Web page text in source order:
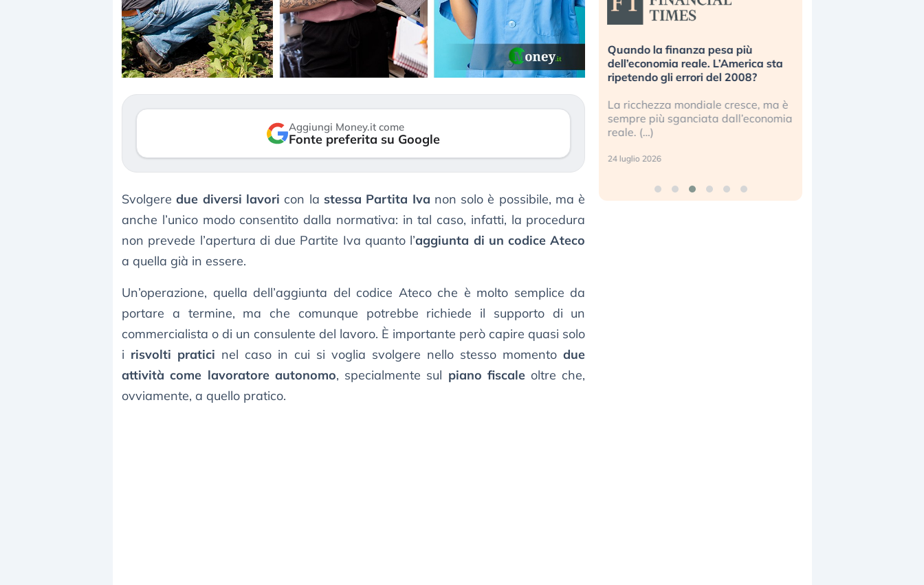
Aggiungi Money.it come
Fonte preferita su Google
Svolgeredue diversi lavori con la stessa Partita Iva non solo è possibile, ma è
anche l’unico modo consentito dalla normativa: in tal caso, infatti, la procedura
non prevede l’apertura di due Partite Iva quanto l’aggiunta di un codice Ateco
a quella già in essere.
Un’operazione, quella dell’aggiunta del codice Ateco che è molto semplice da
portare a termine, ma che comunque potrebbe richiede il supporto di un
commercialista o di un consulente del lavoro. È importante però capire quasi solo
i risvolti pratici nel caso in cui si voglia svolgere nello stesso momentodue
attività come lavoratore autonomo, specialmente sul piano fiscaleoltre che,
ovviamente, a quello pratico.
Dalle valutazioni estreme alla
correzione. Cosa sta guidando il
repricing degli asset?
3 agosto 2026
«La mia vita è rovinata». Investitori
in preda al panico dopo lo scoppio
della bolla AI
Kospi, mentre gli investitori retail (…)
30 luglio 2026
Quando la finanza pesa più
dell’economia reale. L’America sta
ripetendo gli errori del 2008?
La ricchezza mondiale cresce, ma è
sempre più sganciata dall’economia
reale. (…)
24 luglio 2026